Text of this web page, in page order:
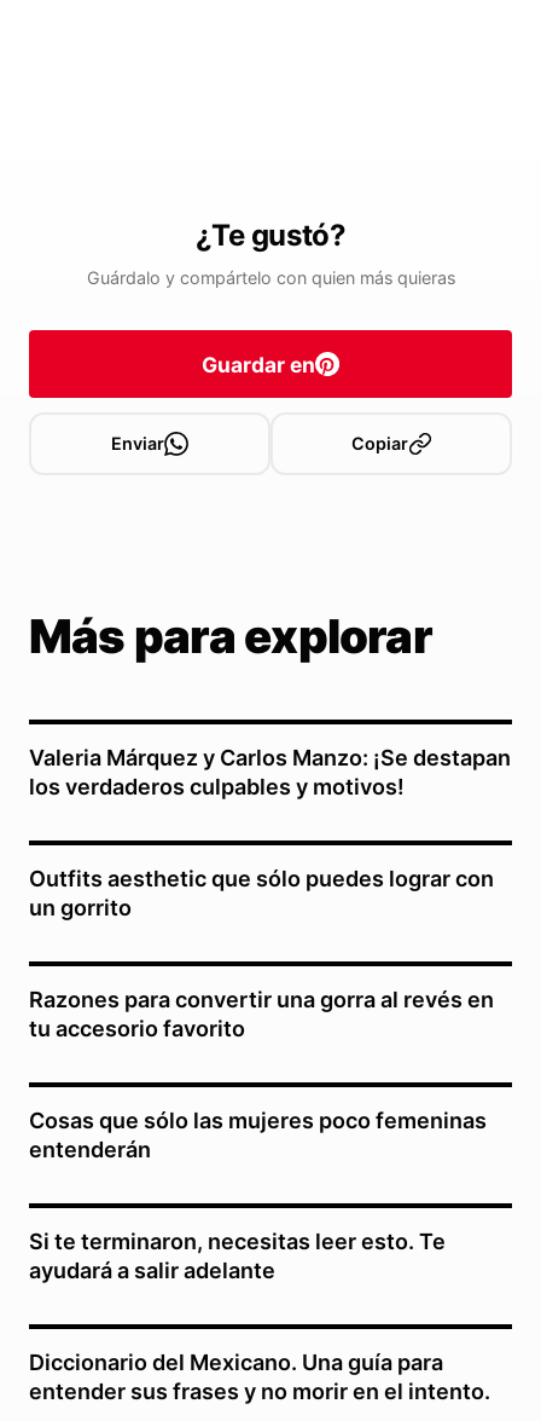
¿Te gustó?
Guárdalo y compártelo con quien más quieras
Guardar en
Enviar Copiar
Más para explorar
Valeria Márquez y Carlos Manzo: ¡Se destapan
los verdaderos culpables y motivos!
Outfits aesthetic que sólo puedes lograr con
un gorrito
Razones para convertir una gorra al revés en
tu accesorio favorito
Cosas que sólo las mujeres poco femeninas
entenderán
Si te terminaron, necesitas leer esto. Te
ayudará a salir adelante
Diccionario del Mexicano. Una guía para
entender sus frases y no morir en el intento.